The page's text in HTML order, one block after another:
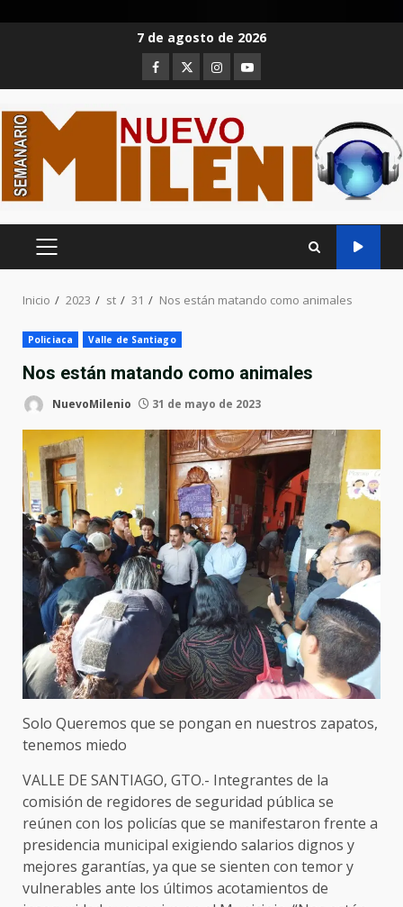
7 de agosto de 2026
Facebook
TwitterInstagram
Youtube
MENÚ
Inicio 2023 st 31 Nos están matando como animales
Policiaca Valle de Santiago
Nos están matando como animales
NuevoMilenio 31 de mayo de 2023
Solo Queremos que se pongan en nuestros zapatos,
tenemos miedo
VALLE DE SANTIAGO, GTO.- Integrantes de la
comisión de regidores de seguridad pública se
reúnen con los policías que se manifestaron frente a
presidencia municipal exigiendo salarios dignos y
mejores garantías, ya que se sienten con temor y
vulnerables ante los últimos acotamientos de